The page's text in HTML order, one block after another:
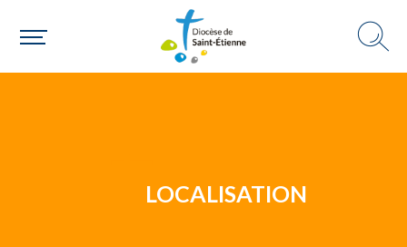
LOCALISATION